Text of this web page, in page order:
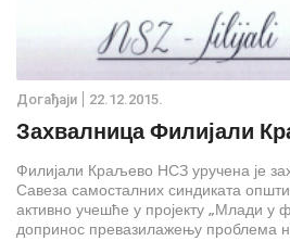
Дoгађаjи 22.12.2015.
Захвалница Филијали
Филијали Краљево НСЗ уручена је
Савеза самосталних синдиката
активно учешће у пројекту „Млади у
допринос превазилажењу проблема